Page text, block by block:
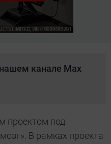
канале Max
проектом под
В рамках проекта